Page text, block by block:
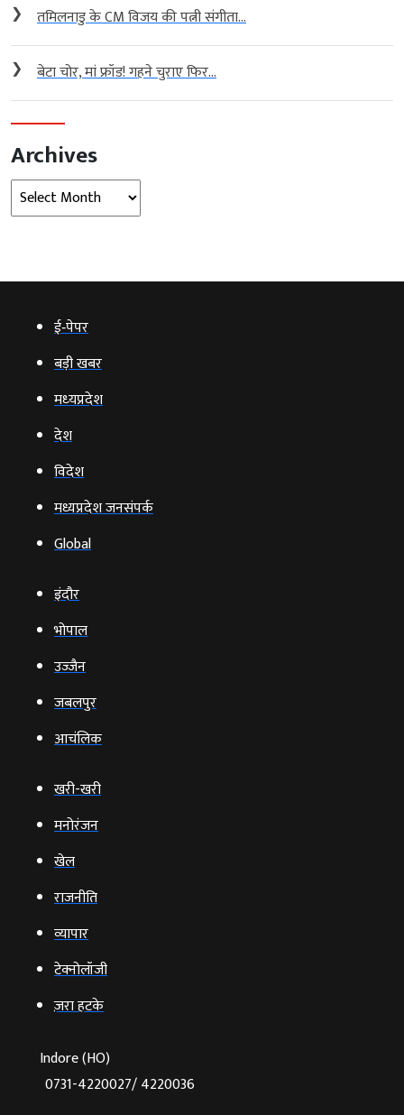
❯ तमिलनाडु के CM विजय की पत्नी संगीता...
❯ बेटा चोर, मां फ्रॉड! गहने चुराए फिर...
Archives
Archives
ई‑पेपर
बड़ी खबर
मध्‍यप्रदेश
देश
विदेश
मध्यप्रदेश जनसंपर्क
Global
इंदौर
भोपाल
उज्‍जैन
जबलपुर
आचंलिक
खरी-खरी
मनोरंजन
खेल
राजनीति
व्‍यापार
टेक्‍नोलॉजी
ज़रा हटके
Indore (HO)
0731-4220027/ 4220036